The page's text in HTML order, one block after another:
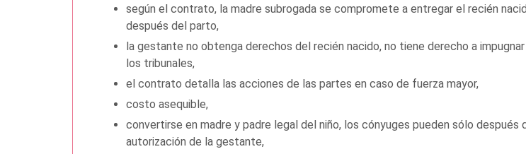
según el contrato, la madre subrogada se compromete a entregar el recién
después del parto,
la gestante no obtenga derechos del recién nacido, no tiene derecho a
los tribunales,
el contrato detalla las acciones de las partes en caso de fuerza mayor,
costo asequible,
convertirse en madre y padre legal del niño, los cónyuges pueden sólo después
autorización de la gestante,